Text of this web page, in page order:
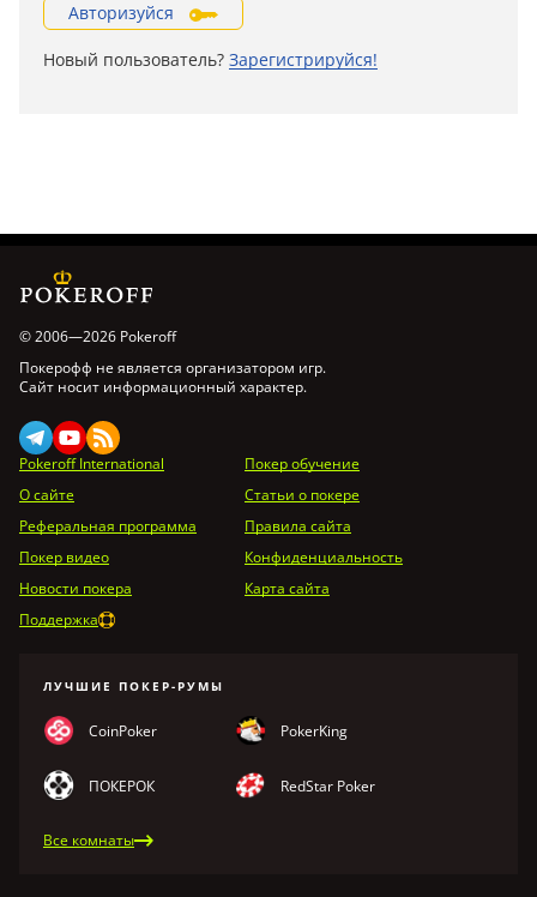
Авторизуйся
Новый пользователь? Зарегистрируйся!
© 2006—2026 Pokeroff
Покерофф не является организатором игр.
Сайт носит информационный характер.
Pokeroff International
Покер обучение
О сайте
Статьи о покере
Реферальная программа
Правила сайта
Покер видео
Конфиденциальность
Новости покера
Карта сайта
Поддержка
ЛУЧШИЕ ПОКЕР-РУМЫ
CoinPoker PokerKing
ПОКЕРОК RedStar Poker
Все комнаты